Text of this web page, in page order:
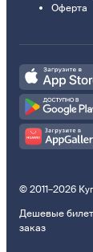
Оферта
© 2011–2026
Дешевые
заказ